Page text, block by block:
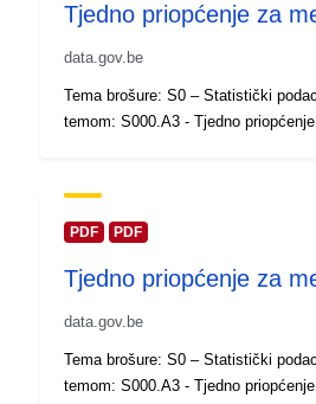
6.41, 51.51 ], [ 6.41, 49.49 ], [
uriRef:
Prava pristupa: public
pokrivenost:
- 31
Tjedno priopćenje za
data.gov.be
Tema brošure: S0 – Statistički
temom: S000.A3 - Tjedno
PDF PDF
Tjedno priopćenje za
data.gov.be
Tema brošure: S0 – Statistički
temom: S000.A3 - Tjedno